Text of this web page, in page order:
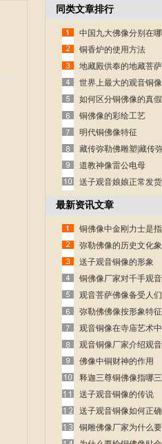
同类文章排行
中国九大佛像分别在
铜香炉的使用方法
地藏殿供奉的地藏菩
世界上最大的观音铜像
如何区分铜佛像的真假
铜佛像的彩绘工艺
明代铜佛像特征
藏传弥勒佛雕塑|藏传
道教神像雷公电母
送子观音娘娘正常发货
最新资讯文章
铜佛像中金刚力士是
弥勒佛像的历史文化
送子观音铜像的形象
铜佛像厂家对千手观
观音菩萨佛像备受人
弥勒佛佛像按形象特
观音铜像在寺庙艺术
观音铜像厂家介绍观
的故事
佛像中铜财神的作用
释迦三尊铜佛像指哪
送子观音铜像的传说
送子观音铜像如何正
铜雕佛像厂家为什么